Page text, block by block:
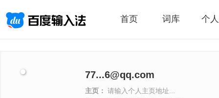
首页 词库 个
77...6@qq.com
主页： 请输入个人主页地址...